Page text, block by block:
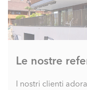
Le nostre
I nostri clienti